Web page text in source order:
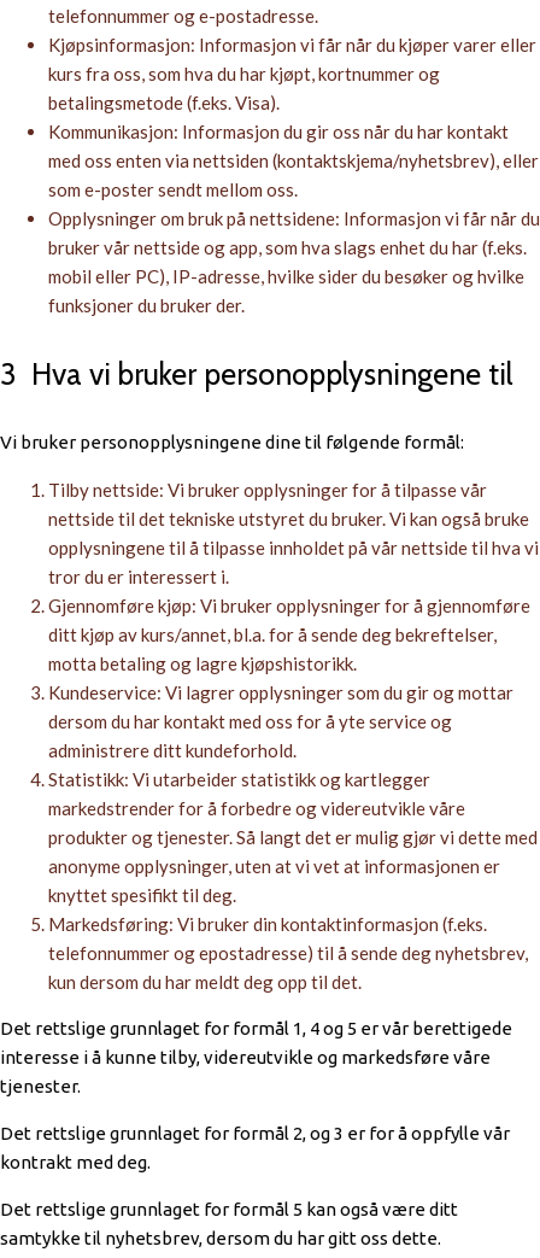
telefonnummer og e-postadresse.
Kjøpsinformasjon: Informasjon vi får når du kjøper varer eller
kurs fra oss, som hva du har kjøpt, kortnummer og
betalingsmetode (f.eks. Visa).
Kommunikasjon: Informasjon du gir oss når du har kontakt
med oss enten via nettsiden (kontaktskjema/nyhetsbrev), eller
som e-poster sendt mellom oss.
Opplysninger om bruk på nettsidene: Informasjon vi får når du
bruker vår nettside og app, som hva slags enhet du har (f.eks.
mobil eller PC), IP-adresse, hvilke sider du besøker og hvilke
funksjoner du bruker der.
3 Hva vi bruker personopplysningene til
Vi bruker personopplysningene dine til følgende formål:
Tilby nettside: Vi bruker opplysninger for å tilpasse vår
nettside til det tekniske utstyret du bruker. Vi kan også bruke
opplysningene til å tilpasse innholdet på vår nettside til hva vi
tror du er interessert i.
Gjennomføre kjøp: Vi bruker opplysninger for å gjennomføre
ditt kjøp av kurs/annet, bl.a. for å sende deg bekreftelser,
motta betaling og lagre kjøpshistorikk.
Kundeservice: Vi lagrer opplysninger som du gir og mottar
dersom du har kontakt med oss for å yte service og
administrere ditt kundeforhold.
Statistikk: Vi utarbeider statistikk og kartlegger
markedstrender for å forbedre og videreutvikle våre
produkter og tjenester. Så langt det er mulig gjør vi dette med
anonyme opplysninger, uten at vi vet at informasjonen er
knyttet spesifikt til deg.
Markedsføring: Vi bruker din kontaktinformasjon (f.eks.
telefonnummer og epostadresse) til å sende deg nyhetsbrev,
kun dersom du har meldt deg opp til det.
Det rettslige grunnlaget for formål 1, 4 og 5 er vår berettigede
interesse i å kunne tilby, videreutvikle og markedsføre våre
tjenester.
Det rettslige grunnlaget for formål 2, og 3 er for å oppfylle vår
kontrakt med deg.
Det rettslige grunnlaget for formål 5 kan også være ditt
samtykke til nyhetsbrev, dersom du har gitt oss dette.